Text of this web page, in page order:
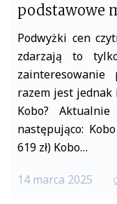
podstawowe
Podwyżki cen
zdarzają to
razem jest
Kobo?
następująco:
619 zł) Kobo…
14 marca 2025